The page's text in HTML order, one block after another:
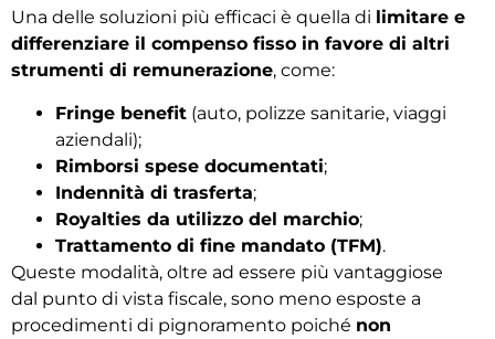
Una delle soluzioni più efficaci è quella di limitare e
differenziare il compenso fisso in favore di altri
strumenti di remunerazione, come:
Fringe benefit (auto, polizze sanitarie, viaggi
aziendali);
Rimborsi spese documentati;
Indennità di trasferta;
Royalties da utilizzo del marchio;
Trattamento di fine mandato (TFM).
Queste modalità, oltre ad essere più vantaggiose
dal punto di vista fiscale, sono meno esposte a
procedimenti di pignoramento poiché non